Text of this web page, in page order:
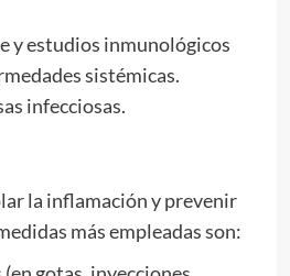
y estudios inmunológicos
sistémicas.
infecciosas.
la inflamación y prevenir
más empleadas son: